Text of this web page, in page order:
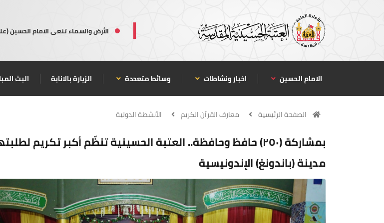
الأرض والسماء تنعى الامام الحسين
الامام الحسين اخبار ونشاطات وسائط متعددة الزيارة بالانابة البث
الصفحة الرئيسية معارف القرآن الكريم الأنشطة الدولية
بمشاركة (٢٥٠) حافظ وحافظة.. العتبة الحسينية تنظّم أكبر تكريم
مدينة (باندونغ) الإندونيسية